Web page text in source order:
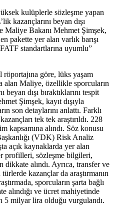
kulüplerle sözleşme yapan
kazançlarını beyan dışı
Maliye Bakanı Mehmet Şimşek,
pakette yer alan varlık barışı
standartlarına uyumlu”
göre, lüks yaşam
alan Maliye, özellikle sporcuların
dışı bıraktıklarını tespit
Şimşek, kayıt dışıyla
son detaylarını anlattı. Farklı
tek tek araştırıldı. 228
kapsamına alındı. Söz konusu
(VDK) Risk Analiz
açık kaynaklarda yer alan
profilleri, sözleşme bilgileri,
dikkate alındı. Ayrıca, transfer ve
kazançlar da araştırmanın
sporcuların şarta bağlı
alındığı ve ücret mahiyetinde
5 milyar lira olduğu vurgulandı.